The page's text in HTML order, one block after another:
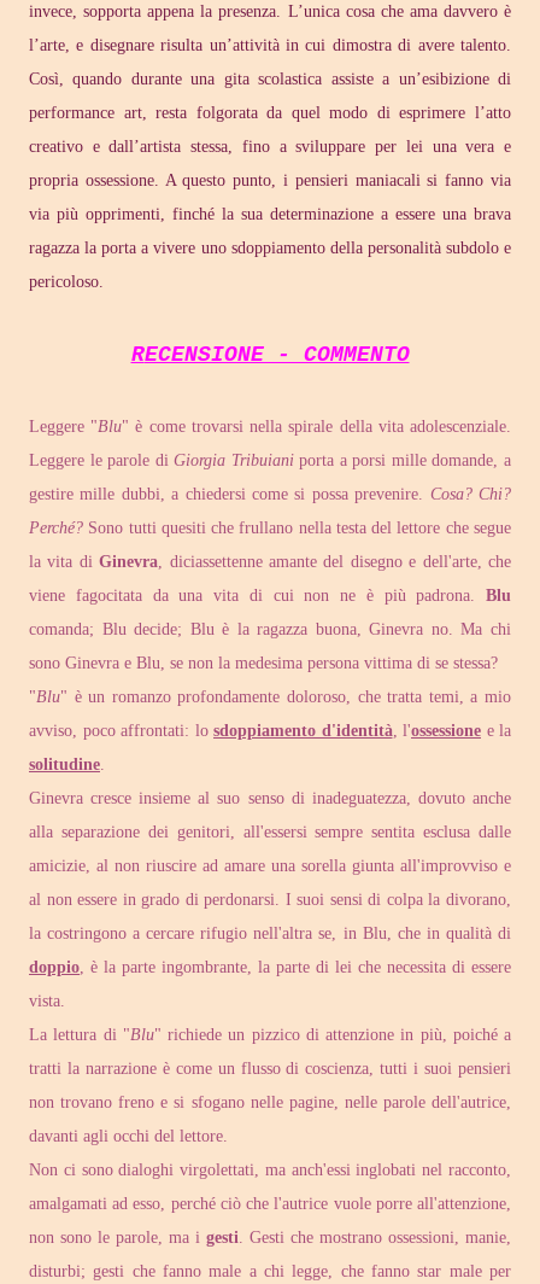
invece, sopporta appena la presenza. L’unica cosa che ama davvero è
l’arte, e disegnare risulta un’attività in cui dimostra di avere talento.
Così, quando durante una gita scolastica assiste a un’esibizione di
performance art, resta folgorata da quel modo di esprimere l’atto
creativo e dall’artista stessa, fino a sviluppare per lei una vera e
propria ossessione. A questo punto, i pensieri maniacali si fanno via
via più opprimenti, finché la sua determinazione a essere una brava
ragazza la porta a vivere uno sdoppiamento della personalità subdolo e
pericoloso.
RECENSIONE - COMMENTO
Leggere "Blu" è come trovarsi nella spirale della vita adolescenziale.
Leggere le parole diGiorgia Tribuianiporta a porsi mille domande, a
gestire mille dubbi, a chiedersi come si possa prevenire. Cosa? Chi?
Perché? Sono tutti quesiti che frullano nella testa del lettore che segue
la vita diGinevra, diciassettenne amante del disegno e dell'arte, che
viene fagocitata da una vita di cui non ne è più padrona. Blu
comanda; Blu decide; Blu è la ragazza buona, Ginevra no. Ma chi
sono Ginevra e Blu, se non la medesima persona vittima di se stessa?
"Blu" è un romanzo profondamente doloroso, che tratta temi, a mio
avviso, poco affrontati: lo sdoppiamento d'identità, l'ossessione e la
solitudine.
Ginevra cresce insieme al suo senso di inadeguatezza, dovuto anche
alla separazione dei genitori, all'essersi sempre sentita esclusa dalle
amicizie, al non riuscire ad amare una sorella giunta all'improvviso e
al non essere in grado di perdonarsi. I suoi sensi di colpa la divorano,
la costringono a cercare rifugio nell'altra se, in Blu, che in qualità di
doppio, è la parte ingombrante, la parte di lei che necessita di essere
vista.
La lettura di "Blu" richiede un pizzico di attenzione in più, poiché a
tratti la narrazione è come un flusso di coscienza, tutti i suoi pensieri
non trovano freno e si sfogano nelle pagine, nelle parole dell'autrice,
davanti agli occhi del lettore.
Non ci sono dialoghi virgolettati, ma anch'essi inglobati nel racconto,
amalgamati ad esso, perché ciò che l'autrice vuole porre all'attenzione,
non sono le parole, ma i gesti. Gesti che mostrano ossessioni, manie,
disturbi; gesti che fanno male a chi legge, che fanno star male per